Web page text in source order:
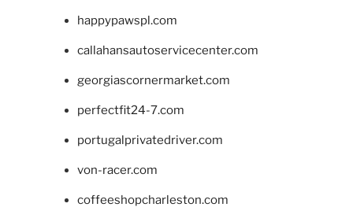
happypawspl.com
callahansautoservicecenter.com
georgiascornermarket.com
perfectfit24-7.com
portugalprivatedriver.com
von-racer.com
coffeeshopcharleston.com